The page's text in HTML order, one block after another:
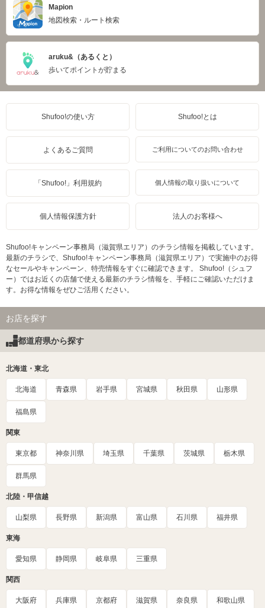
Mapion
地図検索・ルート検索
aruku&（あるくと）
歩いてポイントが貯まる
Shufoo!の使い方 Shufoo!とは
よくあるご質問 ご利用についてのお問い合わせ
「Shufoo!」利用規約 個人情報の取り扱いについて
個人情報保護方針 法人のお客様へ
Shufoo!キャンペーン事務局（滋賀県エリア）のチラシ情報を掲載しています。
最新のチラシで、Shufoo!キャンペーン事務局（滋賀県エリア）で実施中のお得
なセールやキャンペーン、特売情報をすぐに確認できます。 Shufoo!（シュフ
ー）ではお近くの店舗で使える最新のチラシ情報を、手軽にご確認いただけま
す。お得な情報をぜひご活用ください。
お店を探す
都道府県から探す
北海道・東北
北海道 青森県 岩手県 宮城県 秋田県 山形県
福島県
関東
東京都 神奈川県 埼玉県 千葉県 茨城県 栃木県
群馬県
北陸・甲信越
山梨県 長野県 新潟県 富山県 石川県 福井県
東海
愛知県 静岡県 岐阜県 三重県
関西
大阪府 兵庫県 京都府 滋賀県 奈良県 和歌山県